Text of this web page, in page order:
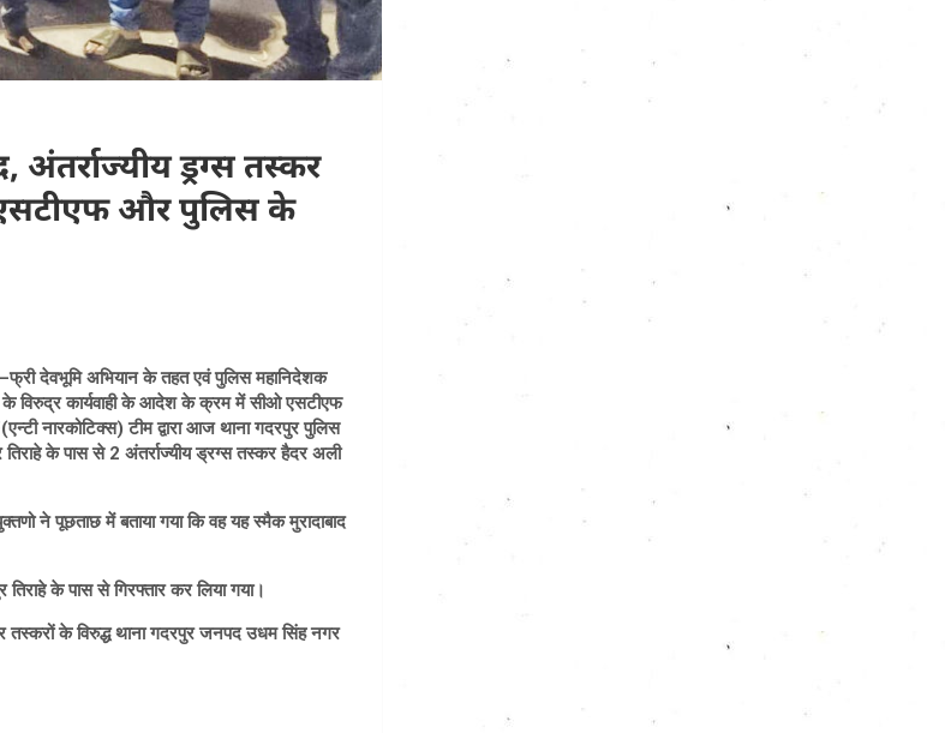
ड्रग्स तस्कर
और पुलिस के
देवभूमि अभियान के तहत एवं पुलिस महानिदेशक
के विरुद्र कार्यवाही के आदेश के क्रम में सीओ एसटीएफ
नारकोटिक्स) टीम द्वारा आज थाना गदरपुर पुलिस
के पास से 2 अंतर्राज्यीय ड्रग्स तस्कर हैदर अली
ने पूछताछ में बताया गया कि वह यह स्मैक मुरादाबाद
तिराहे के पास से गिरफ्तार कर लिया गया।
तस्करों के विरुद्ध थाना गदरपुर जनपद उधम सिंह नगर